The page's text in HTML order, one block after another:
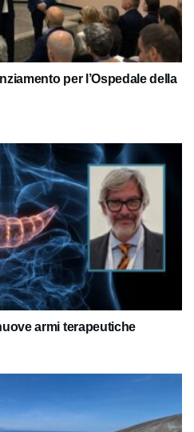
per l’Ospedale della
armi terapeutiche